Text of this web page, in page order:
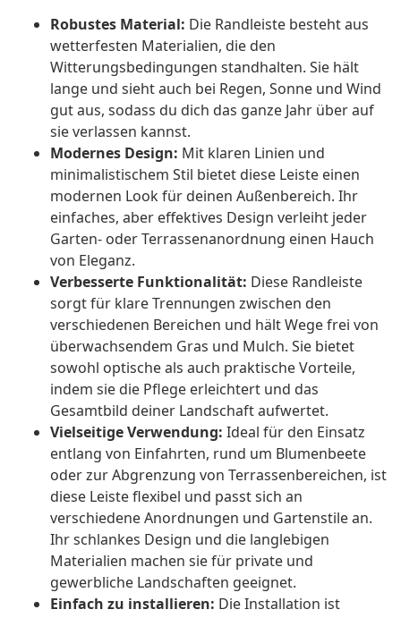
Robustes Material: Die Randleiste besteht aus
wetterfesten Materialien, die den
Witterungsbedingungen standhalten. Sie hält
lange und sieht auch bei Regen, Sonne und Wind
gut aus, sodass du dich das ganze Jahr über auf
sie verlassen kannst.
Modernes Design: Mit klaren Linien und
minimalistischem Stil bietet diese Leiste einen
modernen Look für deinen Außenbereich. Ihr
einfaches, aber effektives Design verleiht jeder
Garten- oder Terrassenanordnung einen Hauch
von Eleganz.
Verbesserte Funktionalität: Diese Randleiste
sorgt für klare Trennungen zwischen den
verschiedenen Bereichen und hält Wege frei von
überwachsendem Gras und Mulch. Sie bietet
sowohl optische als auch praktische Vorteile,
indem sie die Pflege erleichtert und das
Gesamtbild deiner Landschaft aufwertet.
Vielseitige Verwendung: Ideal für den Einsatz
entlang von Einfahrten, rund um Blumenbeete
oder zur Abgrenzung von Terrassenbereichen, ist
diese Leiste flexibel und passt sich an
verschiedene Anordnungen und Gartenstile an.
Ihr schlankes Design und die langlebigen
Materialien machen sie für private und
gewerbliche Landschaften geeignet.
Einfach zu installieren: Die Installation ist